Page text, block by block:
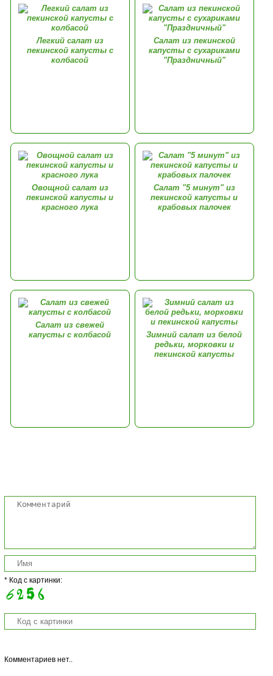
Легкий салат из
пекинской капусты с
колбасой
Салат из пекинской
капусты с сухариками
"Праздничный"
Овощной салат из
пекинской капусты и
красного лука
Салат "5 минут" из
пекинской капусты и
крабовых палочек
Салат из свежей
капусты с колбасой
Зимний салат из белой
редьки, морковки и
пекинской капусты
* Код с картинки:
Комментариев нет..